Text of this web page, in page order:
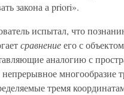
закона а priori».
испытал, что
сравнениеего с
аналогию с
непрерывное многообразие
тремя